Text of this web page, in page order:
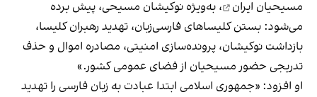
مسیحیان ایران
، به‌ویژه نوکیشان مسیحی، پیش برده
می‌شود: بستن کلیساهای فارسی‌زبان، تهدید رهبران کلیسا،
بازداشت نوکیشان، پرونده‌سازی امنیتی، مصادره‌ اموال و حذف
تدریجی حضور مسیحیان از فضای عمومی کشور.»
او افزود: «جمهوری اسلامی ابتدا عبادت به زبان فارسی را تهدید